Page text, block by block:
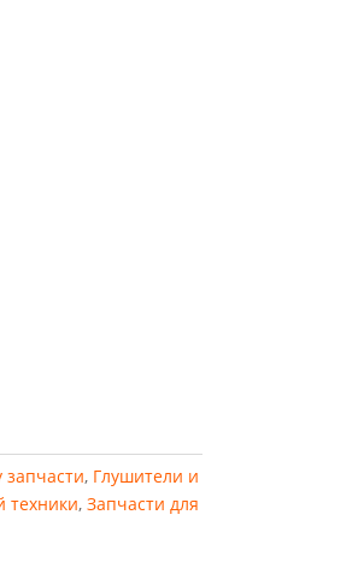
запчасти, Глушители и
техники, Запчасти для